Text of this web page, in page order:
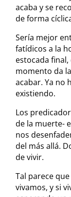
acaba y se
de forma
Sería mejor
fatídicos a la
estocada
momento da
acabar. Ya no
existiendo.
Los
de la muerte-
nos
del más allá.
de vivir.
Tal parece
vivamos, y si